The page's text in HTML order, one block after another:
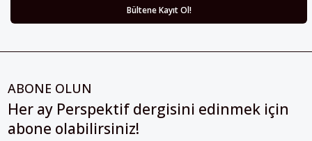
ABONE OLUN
Her ay Perspektif dergisini edinmek için
abone olabilirsiniz!